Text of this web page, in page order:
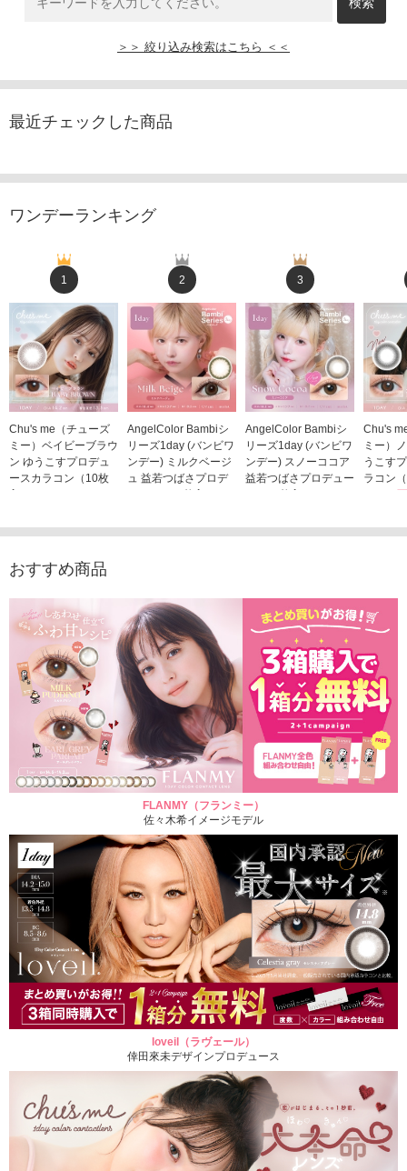
＞＞ 絞り込み検索はこちら ＜＜
最近チェックした商品
ワンデーランキング
1
Chu's me（チューズ
ミー）ベイビーブラウ
ン ゆうこすプロデュ
ースカラコン（10枚
2
AngelColor Bambiシ
リーズ1day (バンビワ
ンデー) ミルクベージ
ュ 益若つばさプロデ
3
AngelColor Bambiシ
リーズ1day (バンビワ
ンデー) スノーココア
益若つばさプロデュー
Chu's
ミー）
うこす
ラコン
おすすめ商品
FLANMY（フランミー）
佐々木希イメージモデル
loveil（ラヴェール）
倖田來未デザインプロデュース